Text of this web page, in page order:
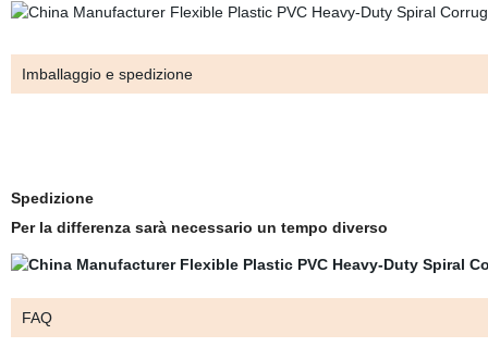
Imballaggio e spedizione
Spedizione
Per la differenza sarà necessario un tempo diverso
FAQ